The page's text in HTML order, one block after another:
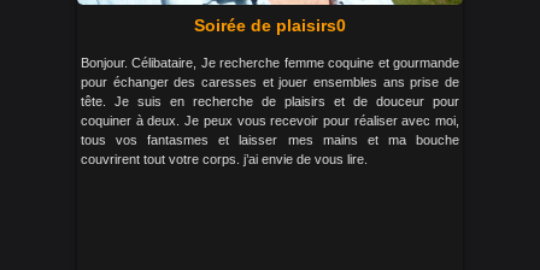
Soirée de plaisirs0
Bonjour. Célibataire, Je recherche femme coquine et gourmande
pour échanger des caresses et jouer ensembles ans prise de
tête. Je suis en recherche de plaisirs et de douceur pour
coquiner à deux. Je peux vous recevoir pour réaliser avec moi,
tous vos fantasmes et laisser mes mains et ma bouche
couvrirent tout votre corps. j’ai envie de vous lire.